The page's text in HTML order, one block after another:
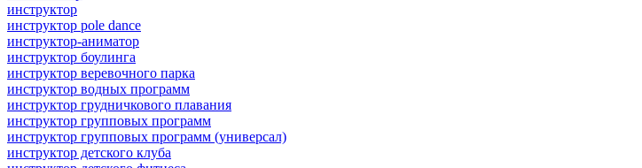
инструктор
инструктор pole dance
инструктор-аниматор
инструктор боулинга
инструктор веревочного парка
инструктор водных программ
инструктор грудничкового плавания
инструктор групповых программ
инструктор групповых программ (универсал)
инструктор детского клуба